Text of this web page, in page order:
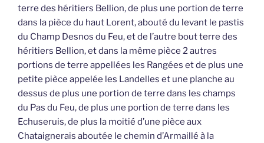
terre des héritiers Bellion, de plus une portion de terre
dans la pièce du haut Lorent, abouté du levant le pastis
du Champ Desnos du Feu, et de l’autre bout terre des
héritiers Bellion, et dans la même pièce 2 autres
portions de terre appellées les Rangées et de plus une
petite pièce appelée les Landelles et une planche au
dessus de plus une portion de terre dans les champs
du Pas du Feu, de plus une portion de terre dans les
Echuseruis, de plus la moitié d’une pièce aux
Chataignerais aboutée le chemin d’Armaillé à la